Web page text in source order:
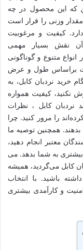
که این محصول در چه
وزنی را قرار است
کیفیت و مرغوبیت
نقش بسیار مهمی
متنوع و گوناگونی
براساس طول و عرض
خرید نردبان کابل، به
نکنید، کیفیت همواره
نردبان کابل ، نظرات
را مرور کنید. چرا
همچنین توصیه ما
معتبر انجام دهید،
به شما بدهد. می
کابل می‌گردید، همیشه
باشید. با انتخاب
و کارآمدی بیشتری